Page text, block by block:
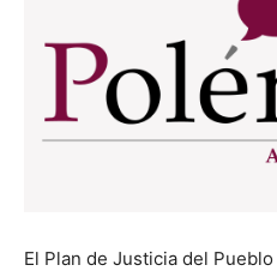
El Plan de Justicia del